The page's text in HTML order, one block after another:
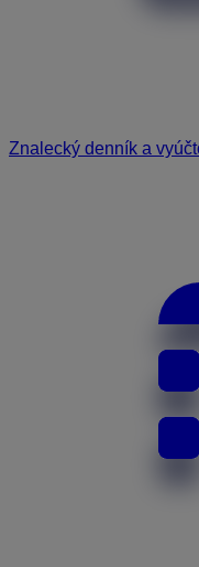
Znalecký denník a